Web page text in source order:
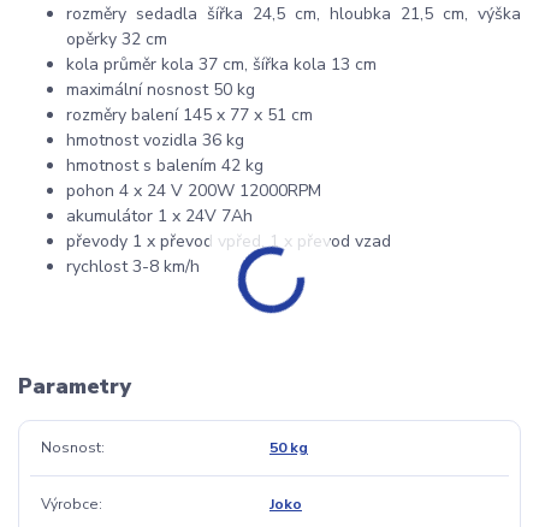
rozměry sedadla šířka 24,5 cm, hloubka 21,5 cm, výška
opěrky 32 cm
kola průměr kola 37 cm, šířka kola 13 cm
maximální nosnost 50 kg
rozměry balení 145 x 77 x 51 cm
hmotnost vozidla 36 kg
hmotnost s balením 42 kg
pohon 4 x 24 V 200W 12000RPM
akumulátor 1 x 24V 7Ah
převody 1 x převod vpřed, 1 x převod vzad
rychlost 3-8 km/h
Parametry
Nosnost 50 kg
Výrobce Joko